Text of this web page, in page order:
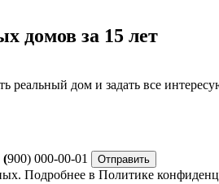
домов за 15 лет
реальный дом и задать все
(900) 000-00-01 Отправить
Подробнее в Политике